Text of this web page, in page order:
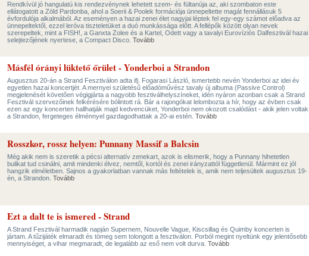
Rendkívül jó hangulatú kis rendezvénynek lehetett szem- és fültanúja az, aki szombaton este
ellátogatott a Zöld Pardonba, ahol a Soerii & Poolek formációja ünnepeltette magát fennállásuk 5
évfordulója alkalmából. Az eseményen a hazai zenei élet nagyjai léptek fel egy-egy számot előadva az
ünnepeltektől, ezzel leróva tiszteletüket a duó munkássága előtt. A fellépők között olyan nevek
szerepeltek, mint a FISH!, a Ganxta Zolee és a Kartel, Odett vagy a tavalyi Eurovíziós Dalfesztivál hazai
selejtezőjének nyertese, a Compact Disco. Tovább
Másfél órányi lüktető őrület - Yonderboi a Strandon
Augusztus 20-án a Strand Fesztiválon adta ifj. Fogarasi László, ismertebb nevén Yonderboi az idei év
egyetlen hazai koncertjét. A mernyei születésű előadóművész tavaly új albuma (Passive Control)
megjelenését követően végigjárta a nagyobb fesztiválhelyszíneket, idén nyáron azonban csak a Strand
Fesztivál szervezőinek felkérésére bólintott rá. Bár a rajongókat lelombozta a hír, hogy az évben csak
ezen az egy koncerten hallhatják majd kedvencüket, Yonderboi nem okozott csalódást - akik jelen voltak
a Strandon, fergeteges élménnyel gazdagodhattak a 20-ai estén. Tovább
Rosszkor, rossz helyen: Punnany Massif a Balcsin
Még akik nem is szeretik a pécsi alternatív zenekart, azok is elismerik, hogy a Punnany hihetetlen
bulikat tud csinálni, amit mindenki élvez, nemtől, kortól és zenei irányzattól függetlenül. Mármint ez jól
hangzik elméletben. Sajnos a gyakorlatban vannak más feltételek is, amik nem teljesültek augusztus 19-
én, a Strandon. Tovább
Ezt a dalt te is ismered - Strand
A Strand Fesztivál harmadik napján Supernem, Nouvelle Vague, Kiscsillag és Quimby koncerten is
jártam. A tűzijáték elmaradt és tömeg sem tolongott a fesztiválon. Porból megint nyeltünk egy jelentősebb
mennyiséget, a vihar megmaradt, de legalább az eső nem volt durva. Tovább